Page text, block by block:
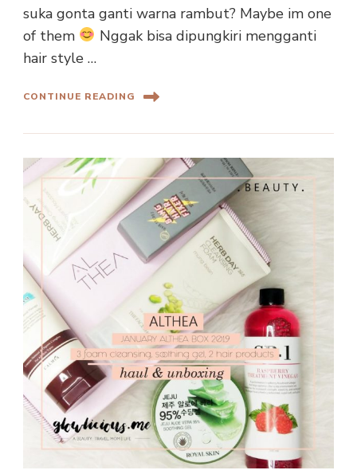
suka gonta ganti warna rambut? Maybe im one
of them
Nggak bisa dipungkiri mengganti
hair style …
CONTINUE READING